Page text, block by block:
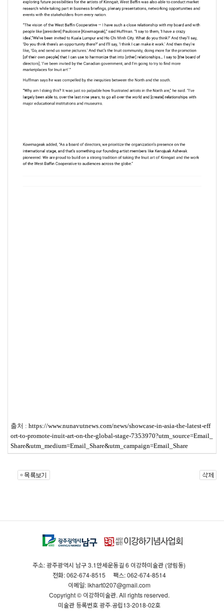
출처 : https://www.nunavutnews.com/news/showcase-in-asia-the-latest-eff
ort-to-promote-inuit-art-on-the-global-stage-7353970?utm_source=Email_
Share&utm_medium=Email_Share&utm_campaign=Email_Share
주소: 광주광역시 남구 3.1만세운동길 6 이강하미술관 (양림동)
전화: 062-674-8515
팩스: 062-674-8514
이메일: lkhart0207@gmail.com
Copyright © 이강하미술관. All rights reserved.
미술관 등록번호 광주·공립13-2018-02호